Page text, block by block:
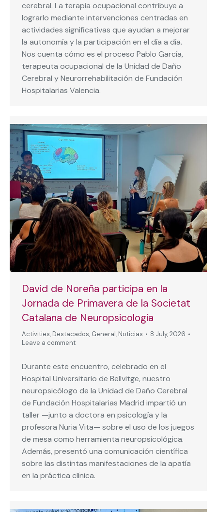
cerebral. La terapia ocupacional contribuye a
lograrlo mediante intervenciones centradas en
actividades significativas que ayudan a mejorar
la autonomía y la participación en el día a día.
Nos cuenta cómo es el proceso Pablo García,
terapeuta ocupacional de la Unidad de Daño
Cerebral y Neurorrehabilitación de Fundación
Hospitalarias Valencia.
David de Noreña participa en la
Jornada de Primavera de la Societat
Catalana de Neuropsicologia
Activities, Destacados, General, Noticias
8 July, 2026
Leave a comment
Durante este encuentro, celebrado en el
Hospital Universitario de Bellvitge, nuestro
neuropsicólogo de la Unidad de Daño Cerebral
de Fundación Hospitalarias Madrid impartió un
taller —junto a doctora en psicología y la
profesora Nuria Vita— sobre el uso de los juegos
de mesa como herramienta neuropsicológica.
Además, presentó una comunicación científica
sobre las distintas manifestaciones de la apatía
en la práctica clínica.